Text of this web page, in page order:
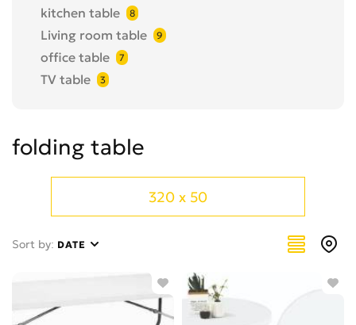
kitchen table 8
Living room table 9
office table 7
TV table 3
folding table
320 x 50
Sort by: DATE